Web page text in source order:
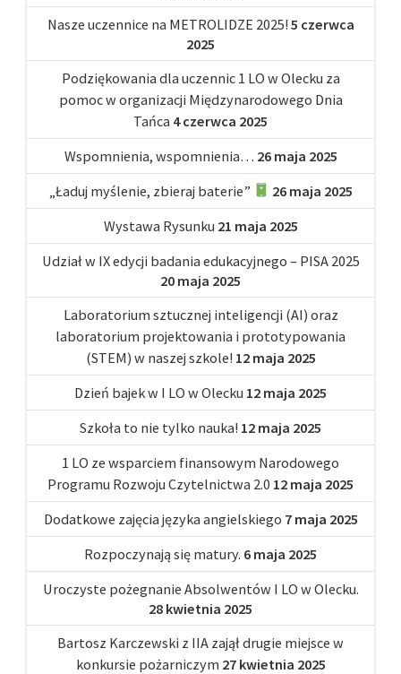
Nasze uczennice na METROLIDZE 2025! 5 czerwca
2025
Podziękowania dla uczennic 1 LO w Olecku za
pomoc w organizacji Międzynarodowego Dnia
Tańca 4 czerwca 2025
Wspomnienia, wspomnienia… 26 maja 2025
„Ładuj myślenie, zbieraj baterie”
26 maja 2025
Wystawa Rysunku 21 maja 2025
Udział w IX edycji badania edukacyjnego – PISA 2025
20 maja 2025
Laboratorium sztucznej inteligencji (AI) oraz
laboratorium projektowania i prototypowania
(STEM) w naszej szkole! 12 maja 2025
Dzień bajek w I LO w Olecku 12 maja 2025
Szkoła to nie tylko nauka! 12 maja 2025
1 LO ze wsparciem finansowym Narodowego
Programu Rozwoju Czytelnictwa 2.0 12 maja 2025
Dodatkowe zajęcia języka angielskiego 7 maja 2025
Rozpoczynają się matury. 6 maja 2025
Uroczyste pożegnanie Absolwentów I LO w Olecku.
28 kwietnia 2025
Bartosz Karczewski z IIA zajął drugie miejsce w
konkursie pożarniczym 27 kwietnia 2025